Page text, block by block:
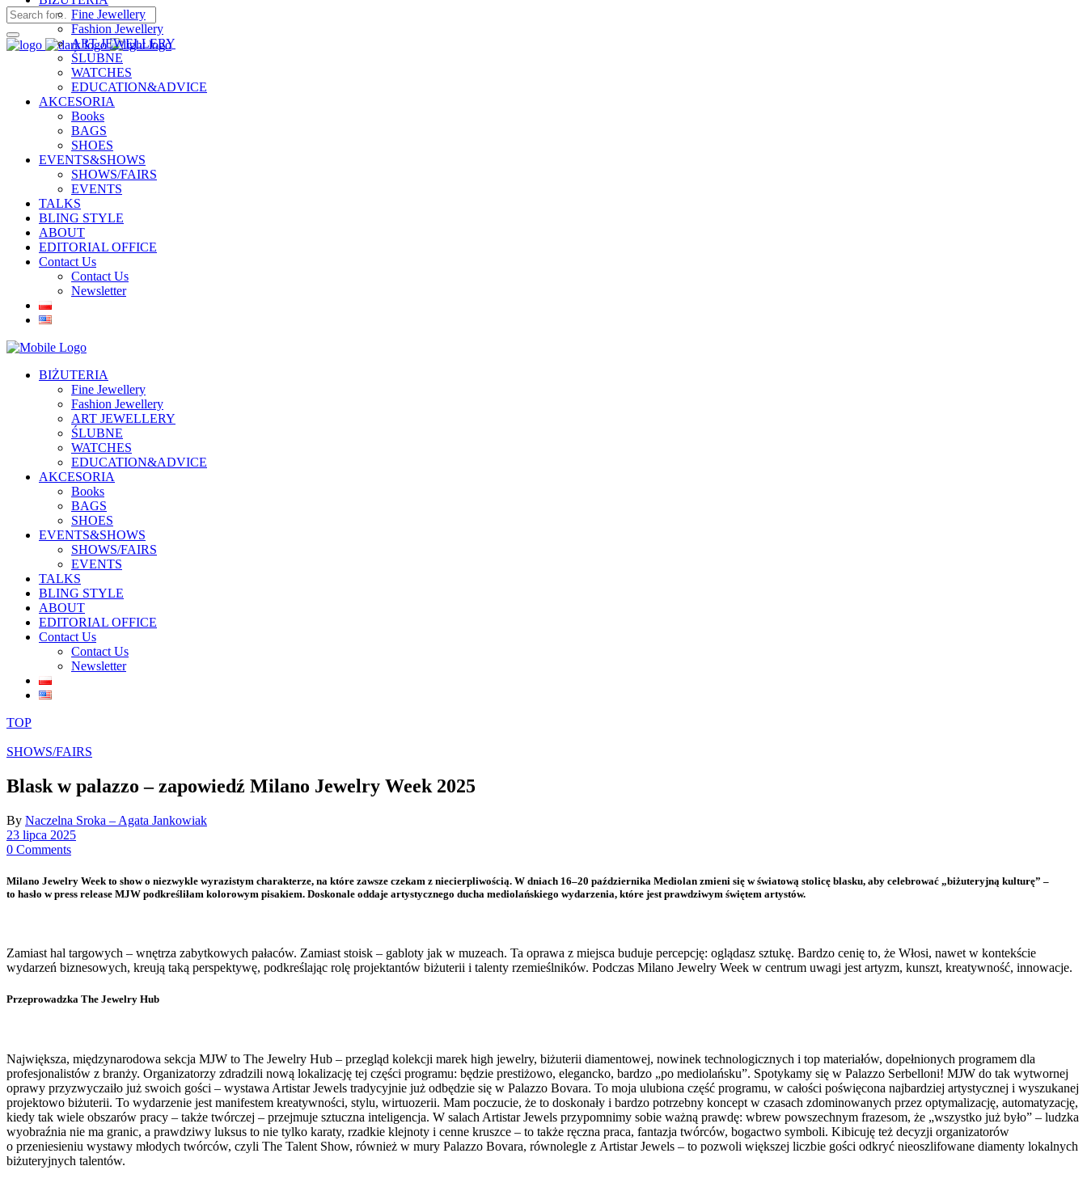
Fine Jewellery
Fashion Jewellery
ART JEWELLERY
ŚLUBNE
WATCHES
EDUCATION&ADVICE
AKCESORIA
Books
BAGS
SHOES
EVENTS&SHOWS
SHOWS/FAIRS
EVENTS
TALKS
BLING STYLE
ABOUT
EDITORIAL OFFICE
Contact Us
Contact Us
Newsletter
BIŻUTERIA
Fine Jewellery
Fashion Jewellery
ART JEWELLERY
ŚLUBNE
WATCHES
EDUCATION&ADVICE
AKCESORIA
Books
BAGS
SHOES
EVENTS&SHOWS
SHOWS/FAIRS
EVENTS
TALKS
BLING STYLE
ABOUT
EDITORIAL OFFICE
Contact Us
Contact Us
Newsletter
TOP
SHOWS/FAIRS
Blask w palazzo – zapowiedź Milano Jewelry Week 2025
By Naczelna Sroka – Agata Jankowiak
23 lipca 2025
0 Comments
Milano Jewelry Week to show o niezwykle wyrazistym charakterze, na które zawsze czekam z niecierpliwością. W dniach 16–20 października Mediolan zmieni się w światową stolicę blasku, aby celebrować „biżuteryjną kulturę” –
to hasło w press release MJW podkreśliłam kolorowym pisakiem. Doskonale oddaje artystycznego ducha mediolańskiego wydarzenia, które jest prawdziwym świętem artystów.
Zamiast hal targowych – wnętrza zabytkowych pałaców. Zamiast stoisk – gabloty jak w muzeach. Ta oprawa z miejsca buduje percepcję: oglądasz sztukę. Bardzo cenię to, że Włosi, nawet w kontekście
wydarzeń biznesowych, kreują taką perspektywę, podkreślając rolę projektantów biżuterii i talenty rzemieślników. Podczas Milano Jewelry Week w centrum uwagi jest artyzm, kunszt, kreatywność, innowacje.
Przeprowadzka The Jewelry Hub
Największa, międzynarodowa sekcja MJW to The Jewelry Hub – przegląd kolekcji marek high jewelry, biżuterii diamentowej, nowinek technologicznych i top materiałów, dopełnionych programem dla
profesjonalistów z branży. Organizatorzy zdradzili nową lokalizację tej części programu: będzie prestiżowo, elegancko, bardzo „po mediolańsku”. Spotykamy się w Palazzo Serbelloni! MJW do tak wytwornej
oprawy przyzwyczaiło już swoich gości – wystawa Artistar Jewels tradycyjnie już odbędzie się w Palazzo Bovara. To moja ulubiona część programu, w całości poświęcona najbardziej artystycznej i wyszukanej
projektowo biżuterii. To wydarzenie jest manifestem kreatywności, stylu, wirtuozerii. Mam poczucie, że to doskonały i bardzo potrzebny koncept w czasach zdominowanych przez optymalizację, automatyzację,
kiedy tak wiele obszarów pracy – także twórczej – przejmuje sztuczna inteligencja. W salach Artistar Jewels przypomnimy sobie ważną prawdę: wbrew powszechnym frazesom, że „wszystko już było” – ludzka
wyobraźnia nie ma granic, a prawdziwy luksus to nie tylko karaty, rzadkie klejnoty i cenne kruszce – to także ręczna praca, fantazja twórców, bogactwo symboli. Kibicuję też decyzji organizatorów
o przeniesieniu wystawy młodych twórców, czyli The Talent Show, również w mury Palazzo Bovara, równolegle z Artistar Jewels – to pozwoli większej liczbie gości odkryć nieoszlifowane diamenty lokalnych
biżuteryjnych talentów.